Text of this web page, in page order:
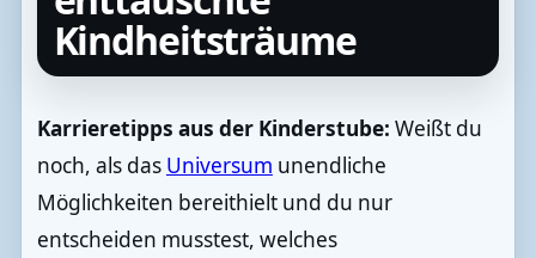
Kindheitsträume
Karrieretipps aus der Kinderstube: Weißt du
noch, als das Universum unendliche
Möglichkeiten bereithielt und du nur
entscheiden musstest, welches